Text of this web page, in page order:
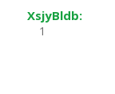
XsjyBldb:
1